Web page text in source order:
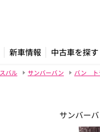
新車情報 中古車を探す
スバル サンバーバン バン ト
サンバー